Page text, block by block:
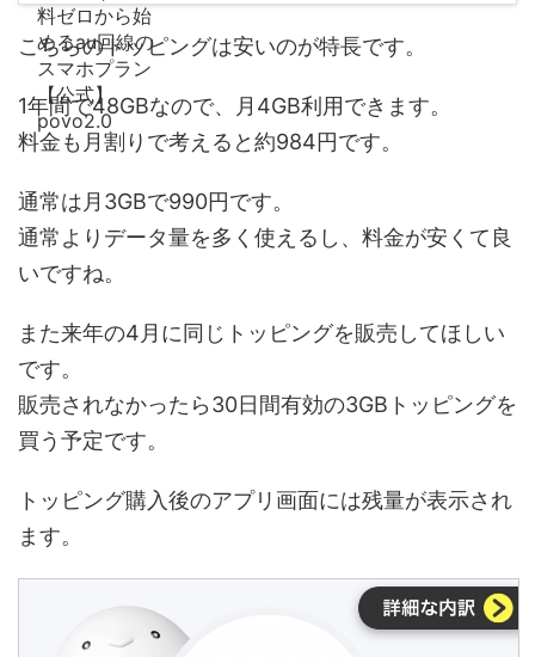
こちらのトッピングは安いのが特長です。
1年間で48GBなので、月4GB利用できます。
料金も月割りで考えると約984円です。
通常は月3GBで990円です。
通常よりデータ量を多く使えるし、料金が安くて良
いですね。
また来年の4月に同じトッピングを販売してほしい
です。
販売されなかったら30日間有効の3GBトッピングを
買う予定です。
トッピング購入後のアプリ画面には残量が表示され
ます。